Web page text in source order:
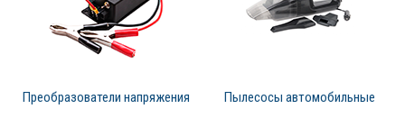
Преобразователи напряжения Пылесосы автомобильные